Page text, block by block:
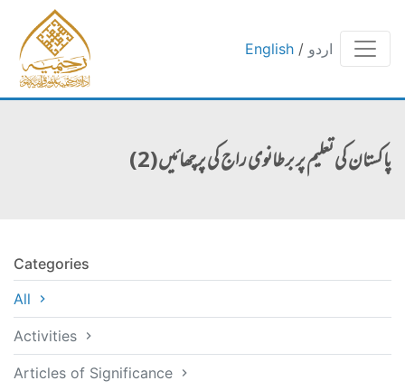
English / اردو
پاکستان کی تعلیم پر برطانوی راج کی پرچھائیں(2)
Categories
All
Activities
Articles of Significance